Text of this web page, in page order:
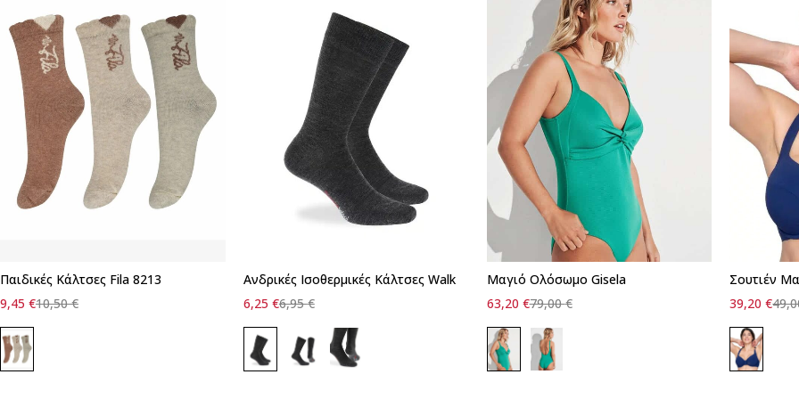
Παιδικές Κάλτσες Fila 8213
10,50€
9,45 €
Ανδρικές Ισοθερμικές Κάλτσες Walk
6,95€
6,25 €
Μαγιό Ολόσωμο Gisela
79,00€
63,20 €
Σουτιέν
39,20€